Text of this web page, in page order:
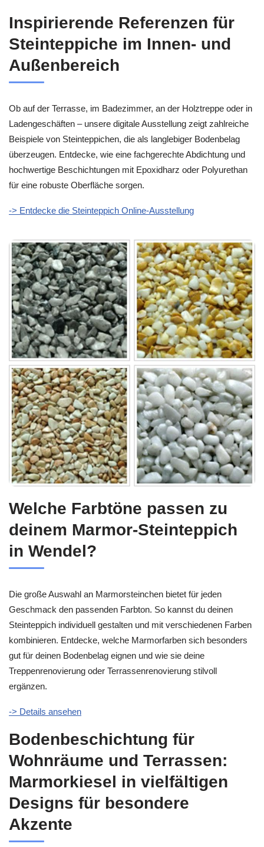
Inspirierende Referenzen für
Steinteppiche im Innen- und
Außenbereich
Ob auf der Terrasse, im Badezimmer, an der Holztreppe oder in
Ladengeschäften – unsere digitale Ausstellung zeigt zahlreiche
Beispiele von Steinteppichen, die als langlebiger Bodenbelag
überzeugen. Entdecke, wie eine fachgerechte Abdichtung und
hochwertige Beschichtungen mit Epoxidharz oder Polyurethan
für eine robuste Oberfläche sorgen.
-> Entdecke die Steinteppich Online-Ausstellung
Welche Farbtöne passen zu
deinem Marmor-Steinteppich
in Wendel?
Die große Auswahl an Marmorsteinchen bietet für jeden
Geschmack den passenden Farbton. So kannst du deinen
Steinteppich individuell gestalten und mit verschiedenen Farben
kombinieren. Entdecke, welche Marmorfarben sich besonders
gut für deinen Bodenbelag eignen und wie sie deine
Treppenrenovierung oder Terrassenrenovierung stilvoll
ergänzen.
-> Details ansehen
Bodenbeschichtung für
Wohnräume und Terrassen:
Marmorkiesel in vielfältigen
Designs für besondere
Akzente